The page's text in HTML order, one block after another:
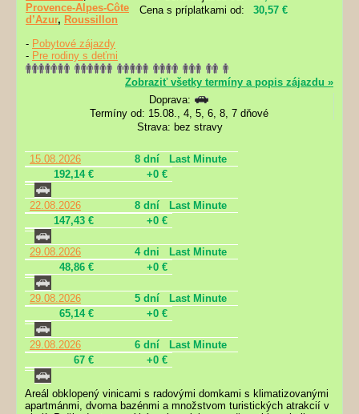
Cena s príplatkami od:
30,57 €
Provence-Alpes-Côte
d’Azur, Roussillon
- Pobytové zájazdy
- Pre rodiny s deťmi
Zobraziť všetky termíny a popis zájazdu »
Doprava:
Termíny od: 15.08., 4, 5, 6, 8, 7 dňové
Strava: bez stravy
15.08.2026 8 dní
Last Minute
192,14 €
+0 €
22.08.2026 8 dní
Last Minute
147,43 €
+0 €
29.08.2026 4 dni
Last Minute
48,86 €
+0 €
29.08.2026 5 dní
Last Minute
65,14 €
+0 €
29.08.2026 6 dní
Last Minute
67 €
+0 €
Areál obklopený vinicami s radovými domkami s klimatizovanými
apartmánmi, dvoma bazénmi a množstvom turistických atrakcií v